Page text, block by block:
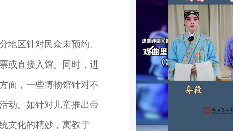
地区针对民众未预约、
或直接入馆。同时，进
面，一些博物馆针对不
动。如针对儿童推出带
文化的精妙，寓教于